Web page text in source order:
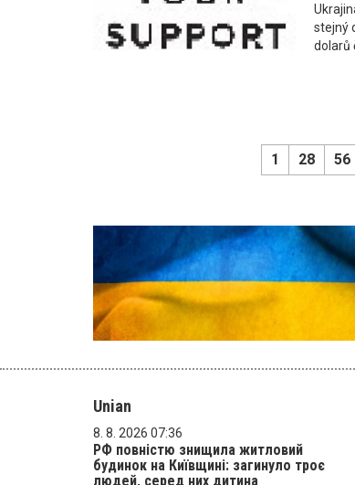
stejný
dolarů
1 28 56
Unian
8. 8. 2026 07:36
РФ повністю знищила житловий
будинок на Київщині: загинуло троє
людей, серед них дитина